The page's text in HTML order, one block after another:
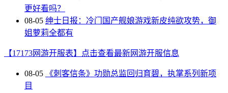
更好看吗？
08-05 绅士日报：冷门国产舰娘游戏新皮纯欲攻势，御
姐萝莉全都有
【17173网游开服表】点击查看最新网游开服信息
08-05
《刺客信条》功勋总监回归育碧，执掌系列新项
目